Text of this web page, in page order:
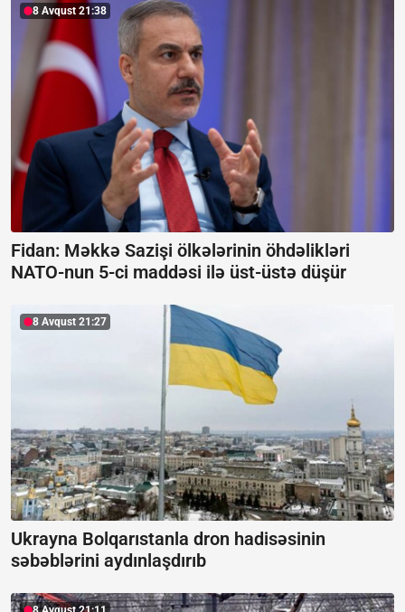
8 Avqust 21:38
Fidan: Məkkə Sazişi ölkələrinin öhdəlikləri
NATO-nun 5-ci maddəsi ilə üst-üstə düşür
8 Avqust 21:27
Ukrayna Bolqarıstanla dron hadisəsinin
səbəblərini aydınlaşdırıb